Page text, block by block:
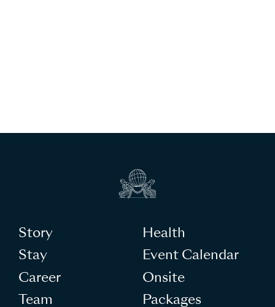
Story
Stay
Career
Team
Health
Event Calendar
Onsite
Packages